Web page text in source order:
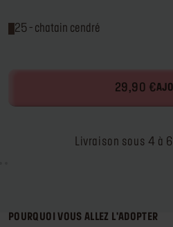
25 - chatain cendré
29,90 €
Livraison sous 4 à
POURQUOI VOUS ALLEZ L'ADOPTER